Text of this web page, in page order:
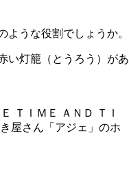
うな役割でしょうか。
い灯籠（とうろう）があ
ＴＩＭＥ ＡＮＤ ＴＩ
屋さん「アジェ」のホ